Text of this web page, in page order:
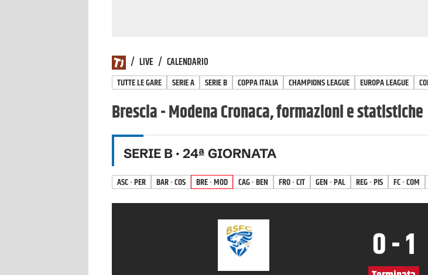
/ LIVE / CALENDARIO
TUTTE LE GARE SERIE A SERIE B COPPA ITALIA CHAMPIONS LEAGUE EUROPA LEAGUE
Brescia - Modena Cronaca, formazioni e statistiche
SERIE B · 24ª GIORNATA
ASC · PER BAR · COS BRE · MOD CAG · BEN FRO · CIT GEN · PAL REG · PIS FC · COM
0-1